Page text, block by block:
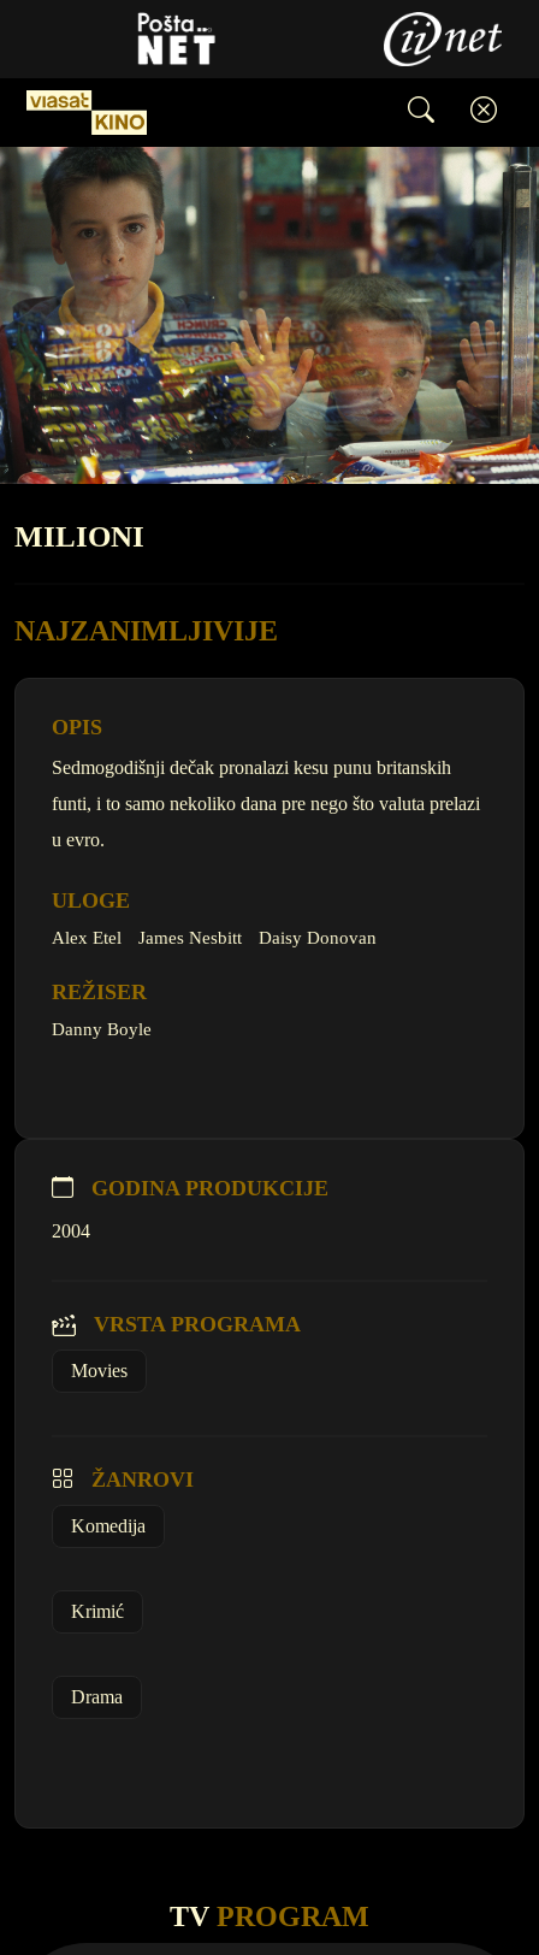
MILIONI
NAJZANIMLJIVIJE
OPIS
Sedmogodišnji dečak pronalazi kesu punu britanskih
funti, i to samo nekoliko dana pre nego što valuta prelazi
u evro.
ULOGE
Alex Etel James Nesbitt Daisy Donovan
REŽISER
Danny Boyle
GODINA PRODUKCIJE
2004
VRSTA PROGRAMA
Movies
ŽANROVI
Komedija
Krimić
Drama
TV PROGRAM